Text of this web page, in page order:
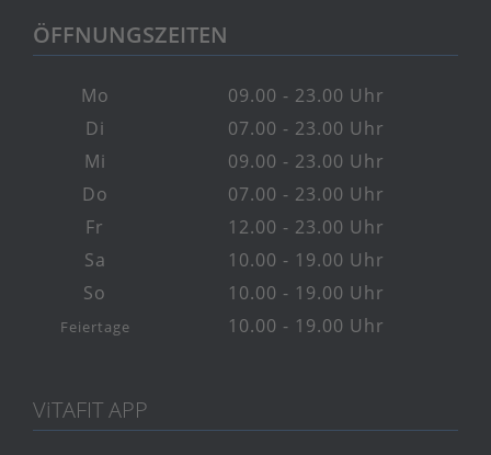
ÖFFNUNGSZEITEN
Mo
09.00 - 23.00 Uhr
Di
07.00 - 23.00 Uhr
Mi
09.00 - 23.00 Uhr
Do
07.00 - 23.00 Uhr
Fr
12.00 - 23.00 Uhr
Sa
10.00 - 19.00 Uhr
So
10.00 - 19.00 Uhr
Feiertage 10.00 - 19.00 Uhr
ViTAFIT APP